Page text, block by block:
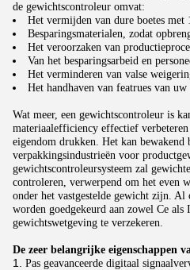
de gewichtscontroleur omvat:
Het vermijden van dure boetes met
Besparingsmaterialen, zodat
Het veroorzaken van
Van het besparingsarbeid en
Het verminderen van valse
Het handhaven van featrues van
Wat meer, een gewichtscontroleur is
materiaalefficiency effectief
eigendom drukken. Het kan bewakend
verpakkingsindustrieën voor
gewichtscontroleursysteem zal
controleren, verwerpend om het even
onder het vastgestelde gewicht zijn. Al
worden goedgekeurd aan zowel Ce
gewichtswetgeving te verzekeren.
De zeer belangrijke eigenschappen
Pas geavanceerde digitaal